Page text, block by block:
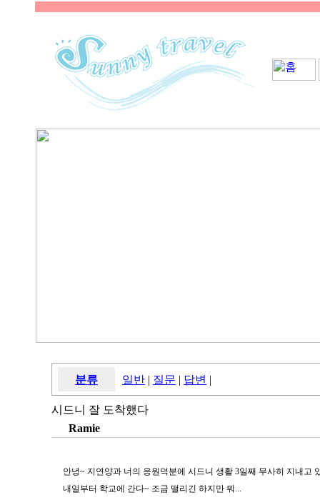
분류 일반 | 질문 | 답변 |
시드니 잘 도착했다
Ramie
안녕~ 지연양과 너의 응원덕분에 시드니 생활 3일째 무사히 지내고
내일부터 학교에 간다~ 조금 떨리긴 하지만 뭐...